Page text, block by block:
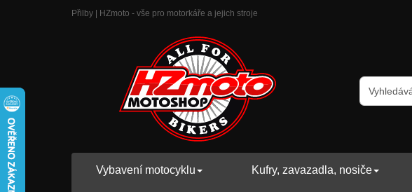
Přilby | HZmoto - vše pro motorkáře a jejich stroje
Vybavení motocyklu Kufry, zavazadla, nosiče